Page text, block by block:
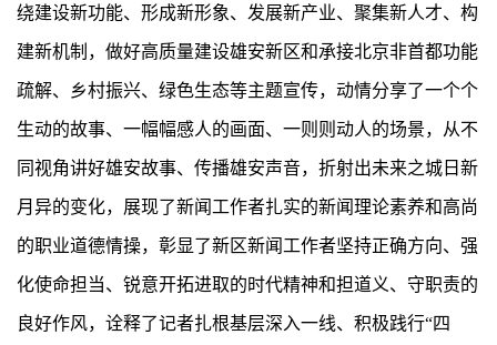
绕建设新功能、形成新形象、发展新产业、聚集新人才、构
建新机制，做好高质量建设雄安新区和承接北京非首都功能
疏解、乡村振兴、绿色生态等主题宣传，动情分享了一个个
生动的故事、一幅幅感人的画面、一则则动人的场景，从不
同视角讲好雄安故事、传播雄安声音，折射出未来之城日新
月异的变化，展现了新闻工作者扎实的新闻理论素养和高尚
的职业道德情操，彰显了新区新闻工作者坚持正确方向、强
化使命担当、锐意开拓进取的时代精神和担道义、守职责的
良好作风，诠释了记者扎根基层深入一线、积极践行“四